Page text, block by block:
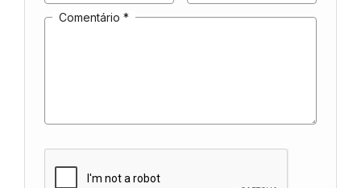
Comentário *